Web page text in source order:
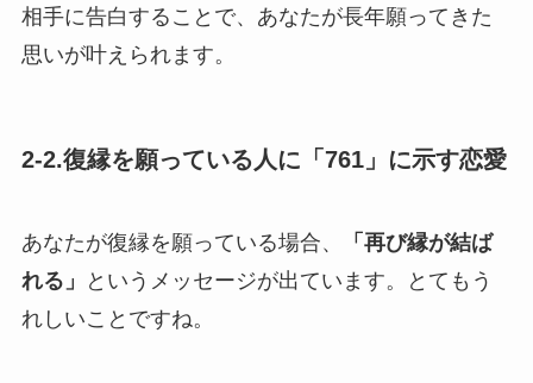
相手に告白することで、あなたが長年願ってきた
思いが叶えられます。
2-2.復縁を願っている人に「761」に示す恋愛
あなたが復縁を願っている場合、
「再び縁が結ば
れる」
というメッセージが出ています。とてもう
れしいことですね。